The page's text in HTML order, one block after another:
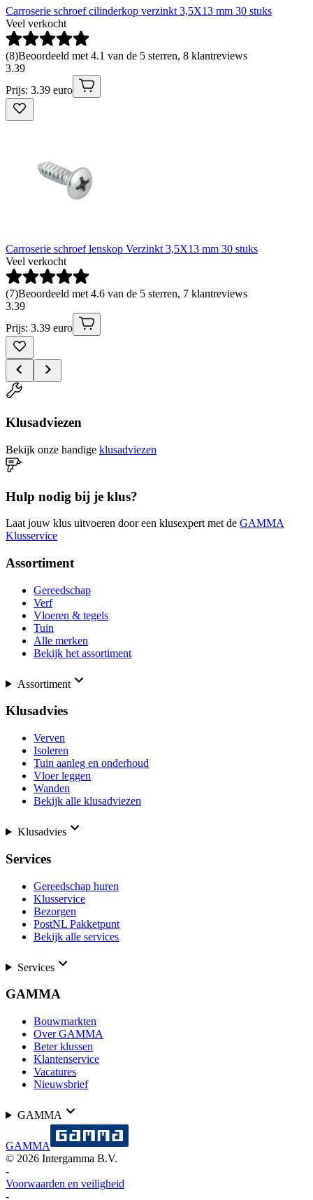
Carroserie schroef cilinderkop verzinkt 3,5X13 mm 30 stuks
Veel verkocht
(8)Beoordeeld met 4.1 van de 5 sterren, 8 klantreviews
3.39
Prijs: 3.39 euro
Carroserie schroef lenskop Verzinkt 3,5X13 mm 30 stuks
Veel verkocht
(7)Beoordeeld met 4.6 van de 5 sterren, 7 klantreviews
3.39
Prijs: 3.39 euro
Klusadviezen
Bekijk onze handige klusadviezen
Hulp nodig bij je klus?
Laat jouw klus uitvoeren door een klusexpert met de GAMMA
Klusservice
Assortiment
Gereedschap
Verf
Vloeren & tegels
Tuin
Alle merken
Bekijk het assortiment
Assortiment
Klusadvies
Verven
Isoleren
Tuin aanleg en onderhoud
Vloer leggen
Wanden
Bekijk alle klusadviezen
Klusadvies
Services
Gereedschap huren
Klusservice
Bezorgen
PostNL Pakketpunt
Bekijk alle services
Services
GAMMA
Bouwmarkten
Over GAMMA
Beter klussen
Klantenservice
Vacatures
Nieuwsbrief
GAMMA
GAMMA
© 2026 Intergamma B.V.
-
Voorwaarden en veiligheid
-